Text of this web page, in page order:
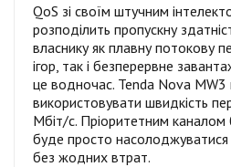
QoS зі своїм штучним
розподілить пропускну
власнику як плавну потокову
ігор, так і безперервне
це водночас. Tenda Nova MW3
використовувати швидкість
Мбіт/с. Пріоритетним каналом
буде просто
без жодних втрат.